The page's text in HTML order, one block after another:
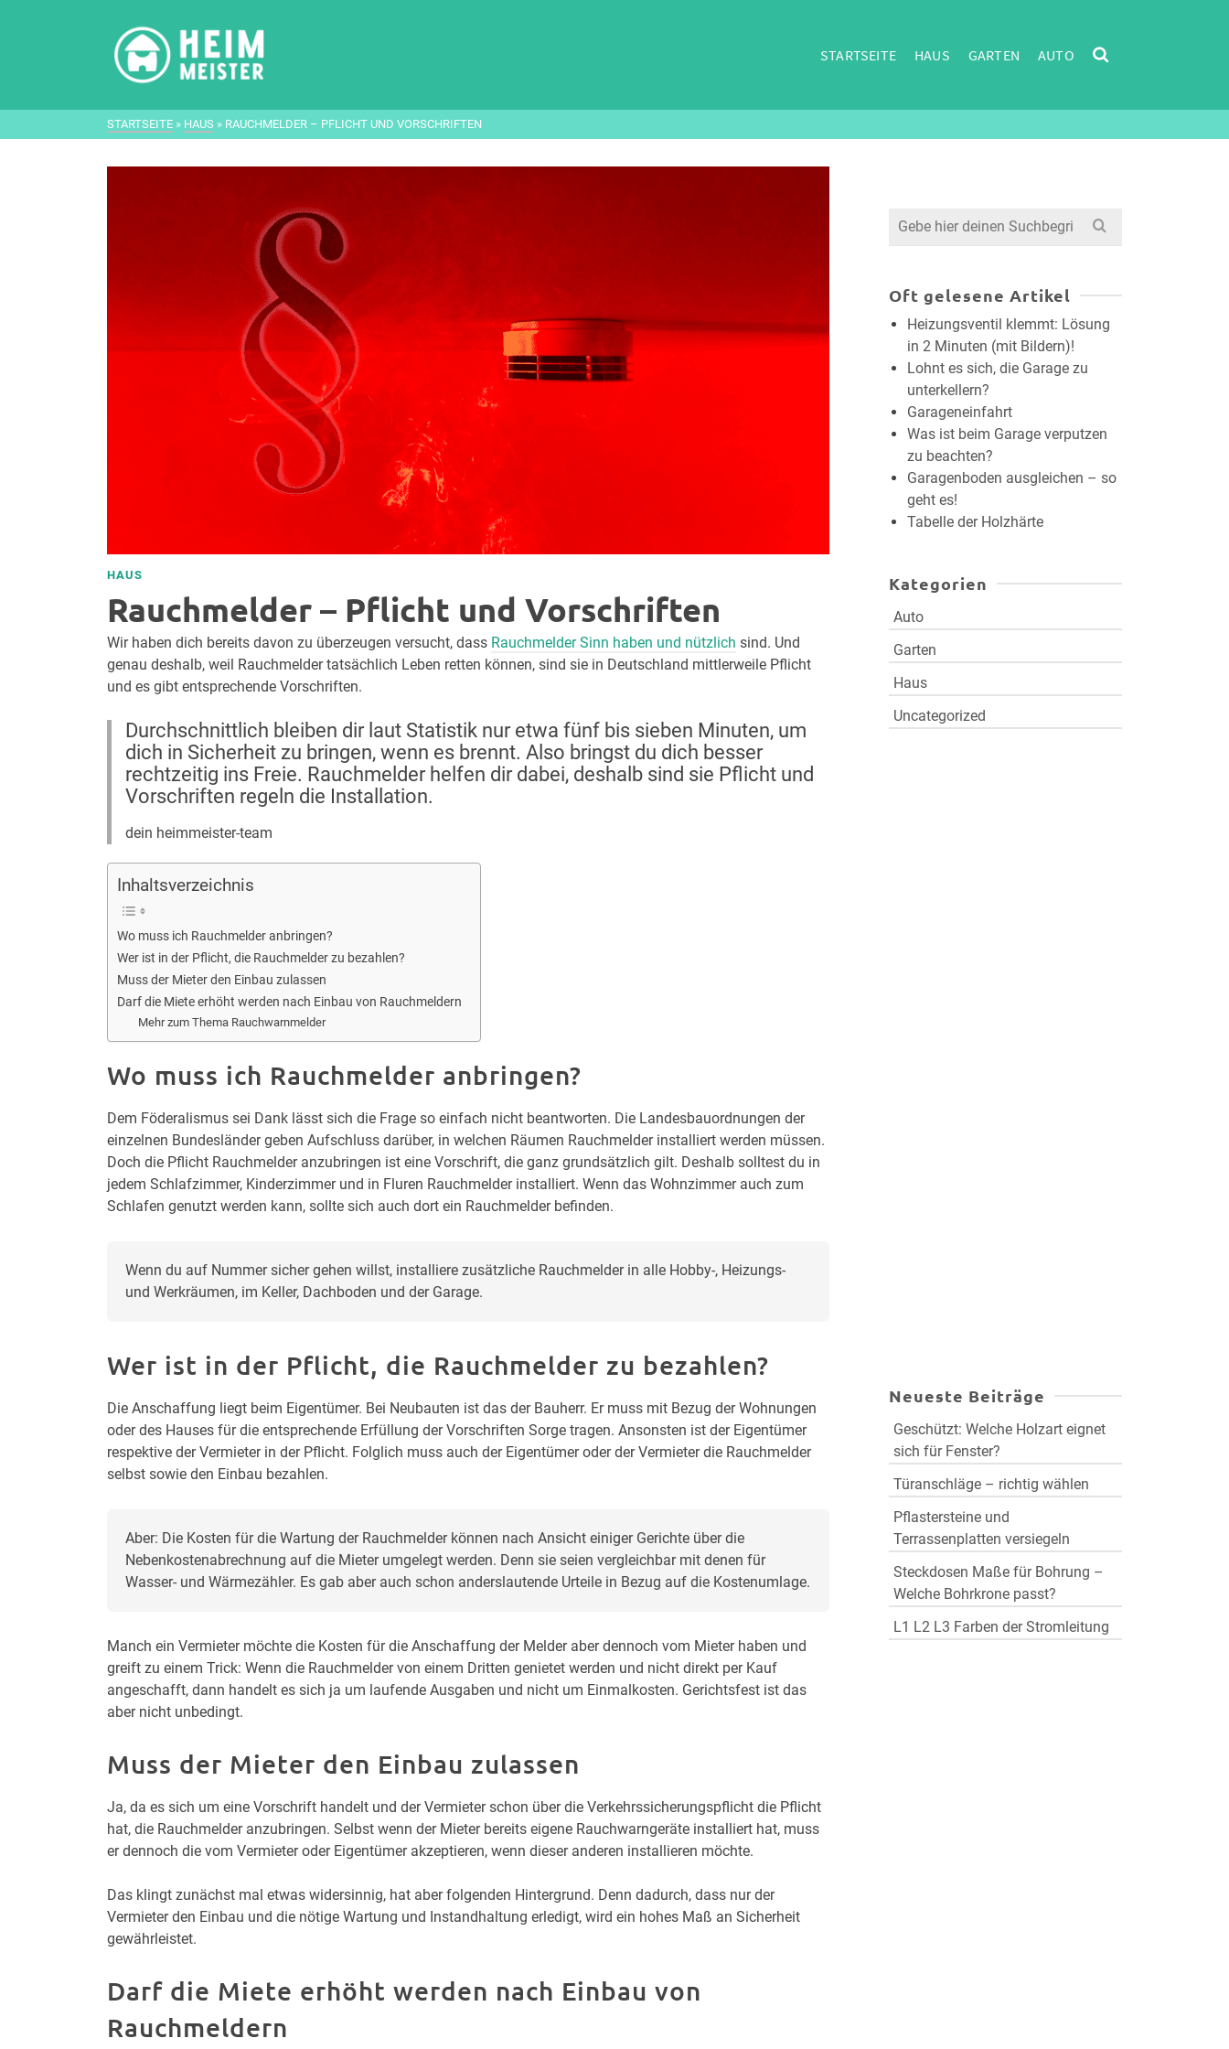
STARTSEITE HAUS GARTEN AUTO
STARTSEITE » HAUS » RAUCHMELDER – PFLICHT UND VORSCHRIFTEN
HAUS
Rauchmelder – Pflicht und Vorschriften
Wir haben dich bereits davon zu überzeugen versucht, dass Rauchmelder Sinn haben und nützlich sind. Und
genau deshalb, weil Rauchmelder tatsächlich Leben retten können, sind sie in Deutschland mittlerweile Pflicht
und es gibt entsprechende Vorschriften.
Durchschnittlich bleiben dir laut Statistik nur etwa fünf bis sieben Minuten, um
dich in Sicherheit zu bringen, wenn es brennt. Also bringst du dich besser
rechtzeitig ins Freie. Rauchmelder helfen dir dabei, deshalb sind sie Pflicht und
Vorschriften regeln die Installation.
dein heimmeister-team
Inhaltsverzeichnis
Wo muss ich Rauchmelder anbringen?
Wer ist in der Pflicht, die Rauchmelder zu bezahlen?
Muss der Mieter den Einbau zulassen
Darf die Miete erhöht werden nach Einbau von Rauchmeldern
Mehr zum Thema Rauchwarnmelder
Wo muss ich Rauchmelder anbringen?
Dem Föderalismus sei Dank lässt sich die Frage so einfach nicht beantworten. Die Landesbauordnungen der
einzelnen Bundesländer geben Aufschluss darüber, in welchen Räumen Rauchmelder installiert werden müssen.
Doch die Pflicht Rauchmelder anzubringen ist eine Vorschrift, die ganz grundsätzlich gilt. Deshalb solltest du in
jedem Schlafzimmer, Kinderzimmer und in Fluren Rauchmelder installiert. Wenn das Wohnzimmer auch zum
Schlafen genutzt werden kann, sollte sich auch dort ein Rauchmelder befinden.
Wenn du auf Nummer sicher gehen willst, installiere zusätzliche Rauchmelder in alle Hobby-, Heizungs-
und Werkräumen, im Keller, Dachboden und der Garage.
Wer ist in der Pflicht, die Rauchmelder zu bezahlen?
Die Anschaffung liegt beim Eigentümer. Bei Neubauten ist das der Bauherr. Er muss mit Bezug der Wohnungen
oder des Hauses für die entsprechende Erfüllung der Vorschriften Sorge tragen. Ansonsten ist der Eigentümer
respektive der Vermieter in der Pflicht. Folglich muss auch der Eigentümer oder der Vermieter die Rauchmelder
selbst sowie den Einbau bezahlen.
Aber: Die Kosten für die Wartung der Rauchmelder können nach Ansicht einiger Gerichte über die
Nebenkostenabrechnung auf die Mieter umgelegt werden. Denn sie seien vergleichbar mit denen für
Wasser- und Wärmezähler. Es gab aber auch schon anderslautende Urteile in Bezug auf die Kostenumlage.
Manch ein Vermieter möchte die Kosten für die Anschaffung der Melder aber dennoch vom Mieter haben und
greift zu einem Trick: Wenn die Rauchmelder von einem Dritten genietet werden und nicht direkt per Kauf
angeschafft, dann handelt es sich ja um laufende Ausgaben und nicht um Einmalkosten. Gerichtsfest ist das
aber nicht unbedingt.
Muss der Mieter den Einbau zulassen
Ja, da es sich um eine Vorschrift handelt und der Vermieter schon über die Verkehrssicherungspflicht die Pflicht
hat, die Rauchmelder anzubringen. Selbst wenn der Mieter bereits eigene Rauchwarngeräte installiert hat, muss
er dennoch die vom Vermieter oder Eigentümer akzeptieren, wenn dieser anderen installieren möchte.
Das klingt zunächst mal etwas widersinnig, hat aber folgenden Hintergrund. Denn dadurch, dass nur der
Vermieter den Einbau und die nötige Wartung und Instandhaltung erledigt, wird ein hohes Maß an Sicherheit
gewährleistet.
Darf die Miete erhöht werden nach Einbau von
Rauchmeldern
Search
Oft gelesene Artikel
Heizungsventil klemmt: Lösung
in 2 Minuten (mit Bildern)!
Lohnt es sich, die Garage zu
unterkellern?
Garageneinfahrt
Was ist beim Garage verputzen
zu beachten?
Garagenboden ausgleichen – so
geht es!
Tabelle der Holzhärte
Kategorien
Auto
Garten
Haus
Uncategorized
Neueste Beiträge
Geschützt: Welche Holzart eignet
sich für Fenster?
Türanschläge – richtig wählen
Pflastersteine und
Terrassenplatten versiegeln
Steckdosen Maße für Bohrung –
Welche Bohrkrone passt?
L1 L2 L3 Farben der Stromleitung